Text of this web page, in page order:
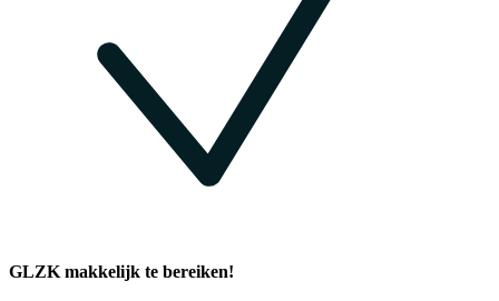
GLZK makkelijk te bereiken!